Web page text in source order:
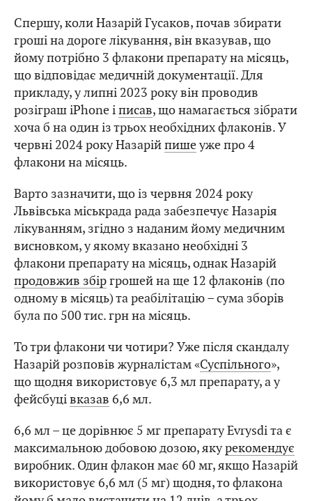
Спершу, коли Назарій Гусаков, почав збирати
гроші на дороге лікування, він вказував, що
йому потрібно 3 флакони препарату на місяць,
що відповідає медичній документації. Для
прикладу, у липні 2023 року він проводив
розіграш iPhone і писав, що намагається зібрати
хоча б на один із трьох необхідних флаконів. У
червні 2024 року Назарійпишеуже про 4
флакони на місяць.
Варто зазначити, що із червня 2024 року
Львівська міськрада рада забезпечує Назарія
лікуванням, згідно з наданим йому медичним
висновком, у якому вказано необхідні 3
флакони препарату на місяць, однак Назарій
продовжив збіргрошей на ще 12 флаконів (по
одному в місяць) та реабілітацію – сума зборів
була по 500 тис. грн на місяць.
То три флакони чи чотири? Уже після скандалу
Назарій розповів журналістам «Суспільного»,
що щодня використовує 6,3 мл препарату, а у
фейсбуці вказав 6,6 мл.
6,6 мл – це дорівнює 5 мг препарату Evrysdi та є
максимальною добовою дозою, якурекомендує
виробник. Один флакон має 60 мг, якщо Назарій
використовує 6,6 мл (5 мг) щодня, то флакона